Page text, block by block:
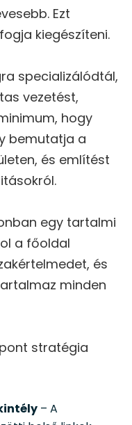
Ezt
kiegészíteni.
specializálódtál,
vezetést,
hogy
bemutatja a
és említést
egy tartalmi
a főoldal
és
minden
stratégia
– A